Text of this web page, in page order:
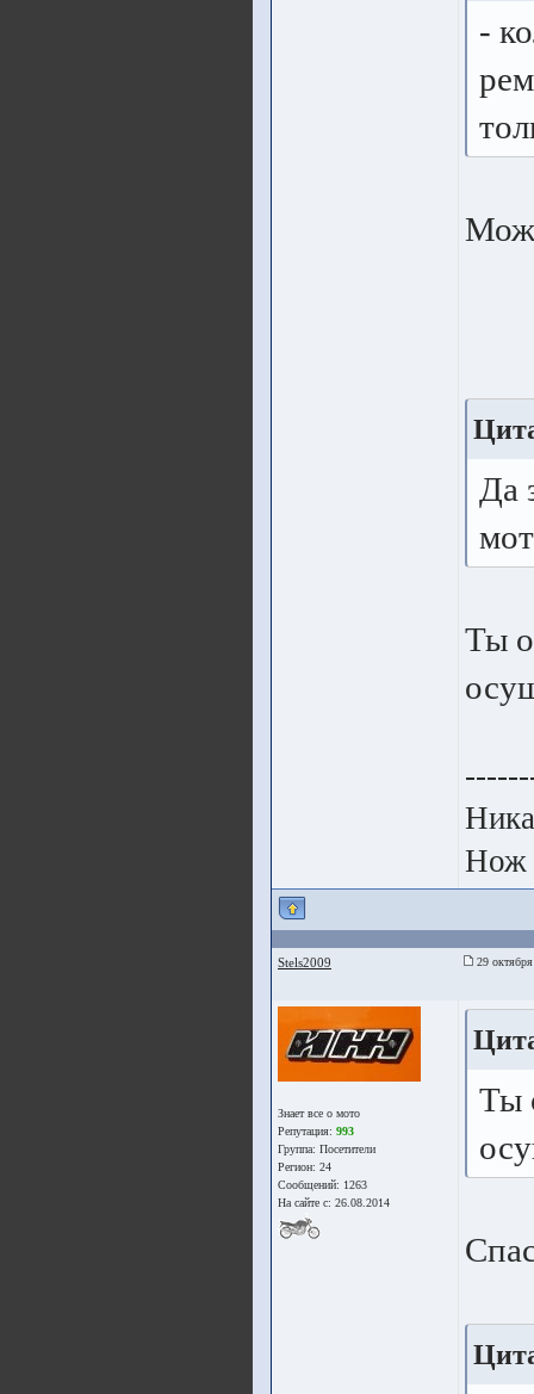
-
Да
Ты
Нож
Stels2009 29
Знает все о мото
Репутация: 993
Группа: Посетители
Регион: 24
Сообщений: 1263
На сайте с: 26.08.2014
Ты